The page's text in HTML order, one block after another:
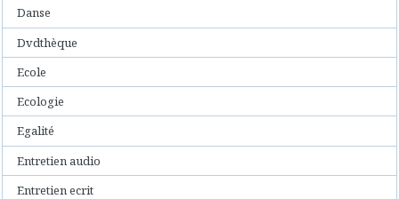
Danse
Dvdthèque
Ecole
Ecologie
Egalité
Entretien audio
Entretien ecrit